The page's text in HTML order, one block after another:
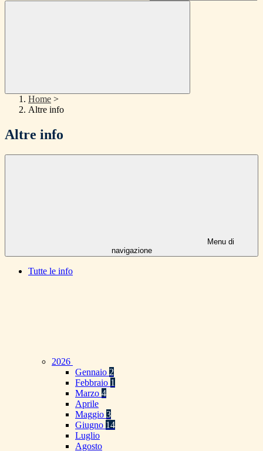
Home >
Altre info
Altre info
Menu di
navigazione
Tutte le info
2026
Gennaio 2
Febbraio 1
Marzo 4
Aprile
Maggio 3
Giugno 14
Luglio
Agosto